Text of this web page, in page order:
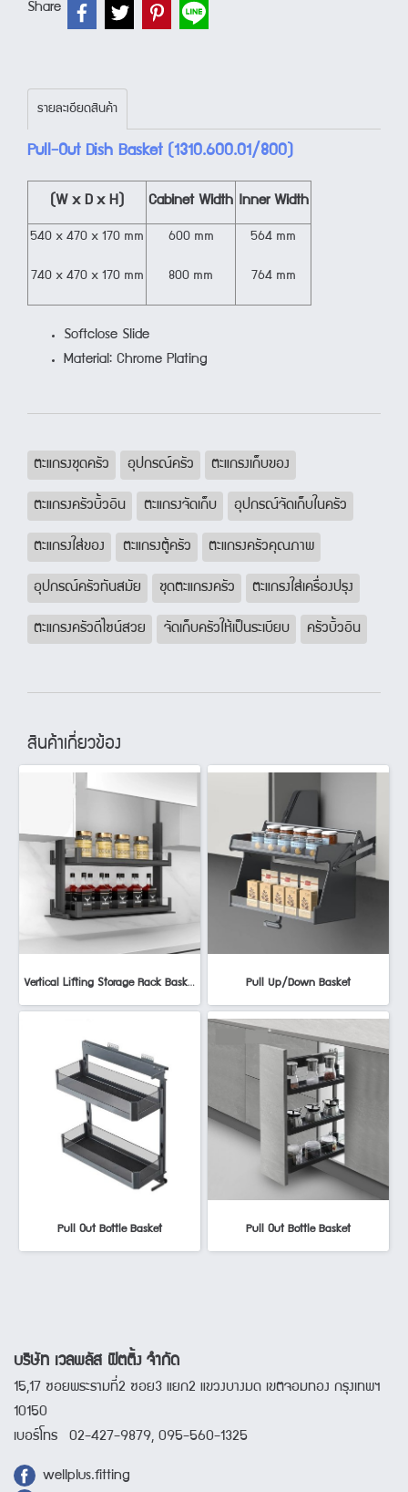
Share
รายละเอียดสินค้า
Pull-Out Dish Basket (1310.600.01/800)
(W x D x H) Cabinet Width Inner Width
540 x 470 x 170 mm
740 x 470 x 170 mm
600 mm
800 mm
564 mm
764 mm
Softclose Slide
Material: Chrome Plating
ตะแกรงชุดครัว อุปกรณ์ครัว ตะแกรงเก็บของ
ตะแกรงครัวบิ้วอิน ตะแกรงจัดเก็บ อุปกรณ์จัดเก็บในครัว
ตะแกรงใส่ของ ตะแกรงตู้ครัว ตะแกรงครัวคุณภาพ
อุปกรณ์ครัวทันสมัย ชุดตะแกรงครัว ตะแกรงใส่เครื่องปรุง
ตะแกรงครัวดีไซน์สวย จัดเก็บครัวให้เป็นระเบียบ ครัวบิ้วอิน
สินค้าเกี่ยวข้อง
Vertical Lifting Storage Rack Basket Pull Up/Down Basket
Pull Out Bottle Basket Pull Out Bottle Basket
บริษัท เวลพลัส ฟิตติ้ง จำกัด
15,17 ซอยพระรามที่2 ซอย3 แยก2 แขวงบางมด เขตจอมทอง กรุงเทพฯ
10150
เบอร์โทร 02-427-9879, 095-560-1325
wellplus.fitting